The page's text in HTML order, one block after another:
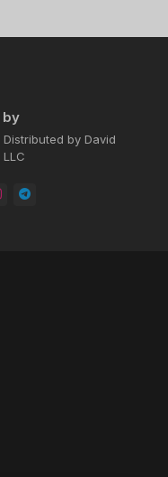
by
Distributed by David